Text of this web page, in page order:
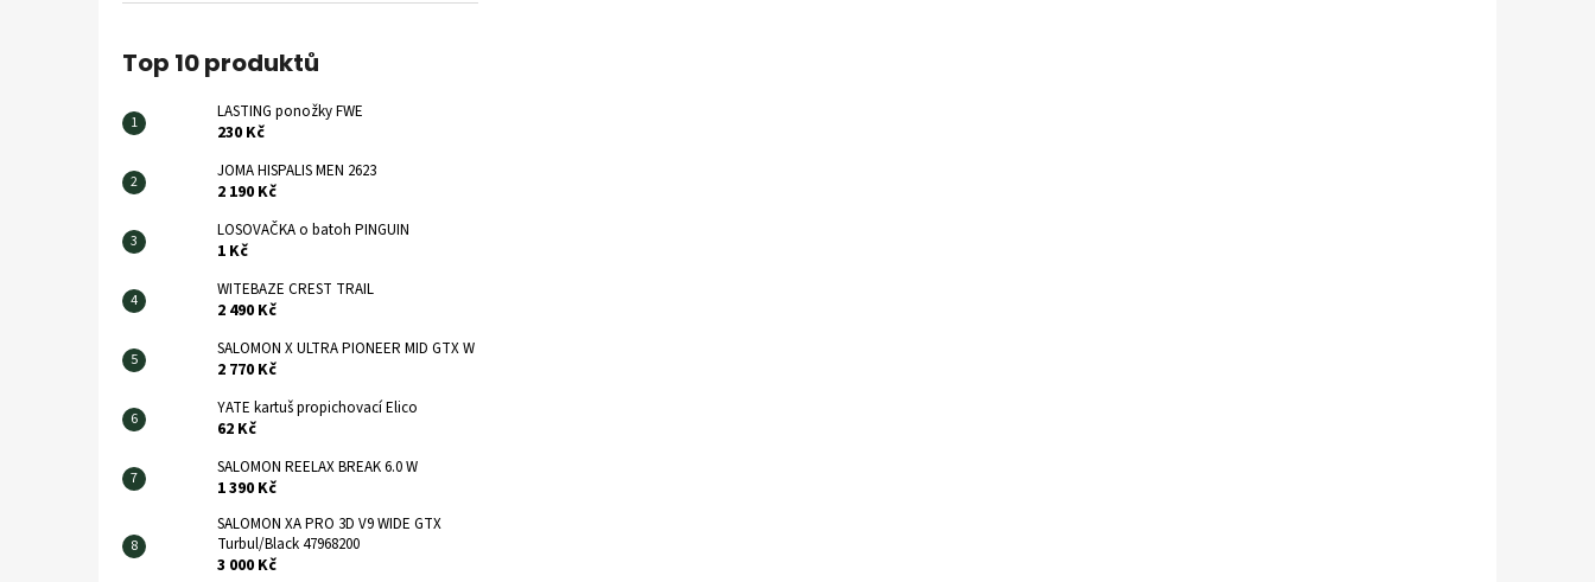
Top 10 produktů
LASTING ponožky FWE
230 Kč
JOMA HISPALIS MEN 2623
2 190 Kč
LOSOVAČKA o batoh PINGUIN
1 Kč
WITEBAZE CREST TRAIL
2 490 Kč
SALOMON X ULTRA PIONEER MID GTX W
2 770 Kč
YATE kartuš propichovací Elico
62 Kč
SALOMON REELAX BREAK 6.0 W
1 390 Kč
SALOMON XA PRO 3D V9 WIDE GTX
Turbul/Black 47968200
3 000 Kč